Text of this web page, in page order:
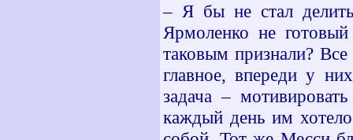
– Я бы не стал
Ярмоленко не
таковым признали?
главное, впереди у
задача –
каждый день им